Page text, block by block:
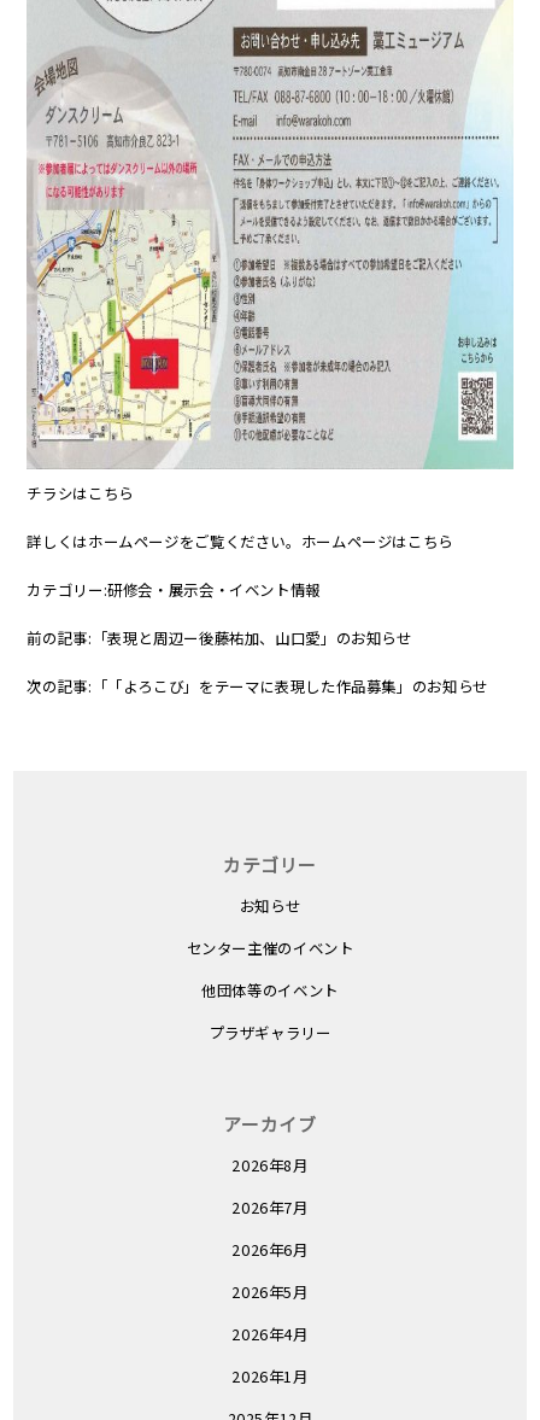
チラシはこちら
詳しくはホームページをご覧ください。ホームページはこちら
カテゴリー:研修会・展示会・イベント情報
前の記事: 「表現と周辺ー後藤祐加、山口愛」のお知らせ
次の記事: 「「よろこび」をテーマに表現した作品募集」のお知らせ
カテゴリー
お知らせ
センター主催のイベント
他団体等のイベント
プラザギャラリー
アーカイブ
2026年8月
2026年7月
2026年6月
2026年5月
2026年4月
2026年1月